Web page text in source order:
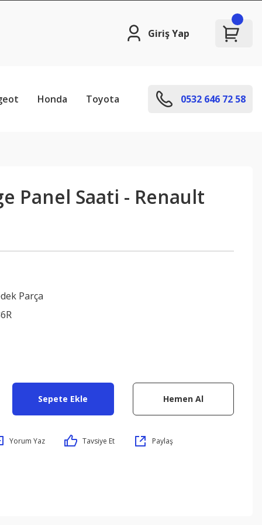
Giriş Yap
Honda Toyota 0532 646 72 58
Panel Saati - Renault
Parça
Sepete Ekle Hemen Al
Yorum Yaz Tavsiye Et Paylaş